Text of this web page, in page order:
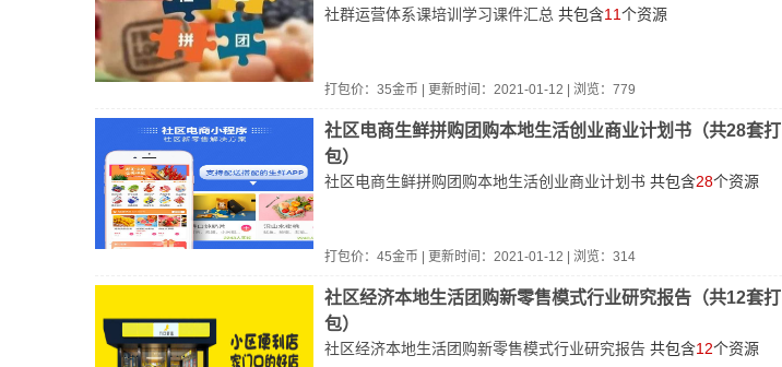
社群运营体系课培训学习课件汇总 共包含11个资源
打包价： 35金币 | 更新时间： 2021-01-12 | 浏览：779
社区电商生鲜拼购团购本地生活创业商业计划书（共28套打
包）
社区电商生鲜拼购团购本地生活创业商业计划书 共包含28个资源
打包价： 45金币 | 更新时间： 2021-01-12 | 浏览：314
社区经济本地生活团购新零售模式行业研究报告（共12套打
包）
社区经济本地生活团购新零售模式行业研究报告 共包含12个资源